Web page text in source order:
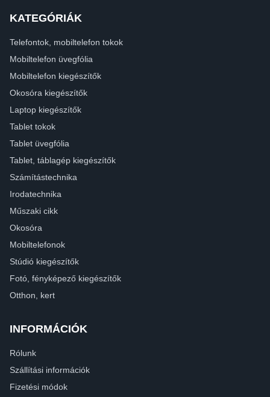
KATEGÓRIÁK
Telefontok, mobiltelefon tokok
Mobiltelefon üvegfólia
Mobiltelefon kiegészítők
Okosóra kiegészítők
Laptop kiegészítők
Tablet tokok
Tablet üvegfólia
Tablet, táblagép kiegészítők
Számítástechnika
Irodatechnika
Műszaki cikk
Okosóra
Mobiltelefonok
Stúdió kiegészítők
Fotó, fényképező kiegészítők
Otthon, kert
INFORMÁCIÓK
Rólunk
Szállítási információk
Fizetési módok